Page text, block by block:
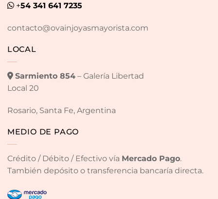
LOCAL
Sarmiento 854– Galería Libertad
Local 20
Rosario, Santa Fe, Argentina
MEDIO DE PAGO
Crédito / Débito / Efectivo vía Mercado Pago.
También depósito o transferencia bancaría directa.
+54 341 641 7235
contacto@ovainjoyasmayorista.com